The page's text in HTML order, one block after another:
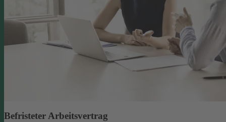
Befristeter Arbeitsvertrag